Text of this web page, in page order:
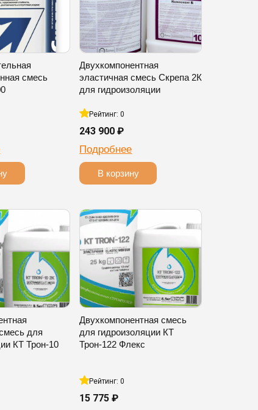
смесь
Двухкомпонентная
эластичная смесь Скрепа 2К
для гидроизоляции
Рейтинг: 0
243 900 ₽
Подробнее
В корзину
для
КТ Трон-10
Двухкомпонентная смесь
для гидроизоляции КТ
Трон-122 Флекс
Рейтинг: 0
15 775 ₽